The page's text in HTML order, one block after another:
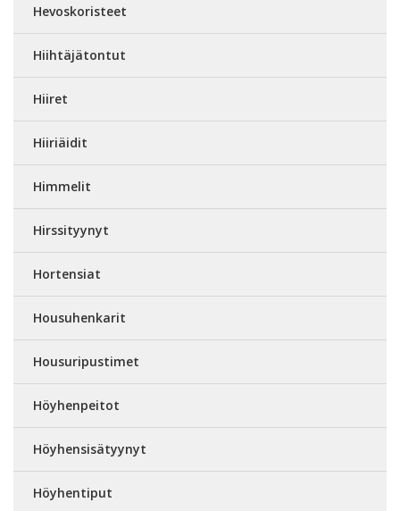
Hevoskoristeet
Hiihtäjätontut
Hiiret
Hiiriäidit
Himmelit
Hirssityynyt
Hortensiat
Housuhenkarit
Housuripustimet
Höyhenpeitot
Höyhensisätyynyt
Höyhentiput